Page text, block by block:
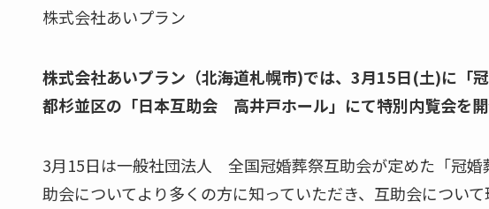
株式会社あいプラン
株式会社あいプラン（北海道札幌市)では、3月15日(土)に「
都杉並区の「日本互助会 高井戸ホール」にて特別内覧会を開
3月15日は一般社団法人 全国冠婚葬祭互助会が定めた「冠婚
助会についてより多くの方に知っていただき、互助会につい